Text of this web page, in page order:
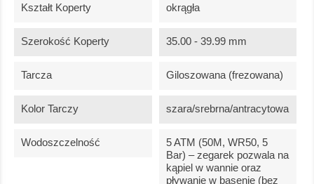
Kształt Koperty okrągła
Szerokość Koperty 35.00 - 39.99 mm
Tarcza Giloszowana (frezowana)
Kolor Tarczy szara/srebrna/antracytowa
Wodoszczelność
5 ATM (50M, WR50, 5
Bar) – zegarek pozwala na
kąpiel w wannie oraz
pływanie w basenie (bez